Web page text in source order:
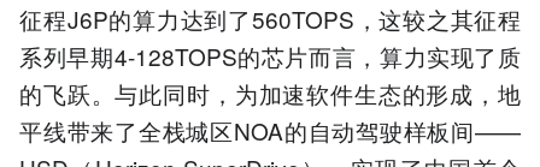
征程J6P的算力达到了560TOPS，这较之其征程
系列早期4-128TOPS的芯片而言，算力实现了质
的飞跃。与此同时，为加速软件生态的形成，地
平线带来了全栈城区NOA的自动驾驶样板间——